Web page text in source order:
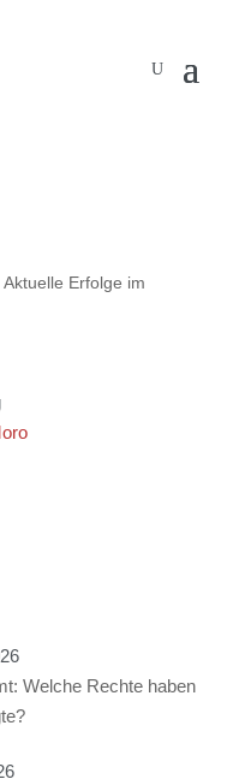
Aktuelle Erfolge im
Welche Rechte haben